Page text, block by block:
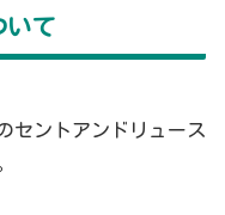
いて
セントアンドリュース